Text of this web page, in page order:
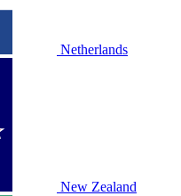
Netherlands
New Zealand